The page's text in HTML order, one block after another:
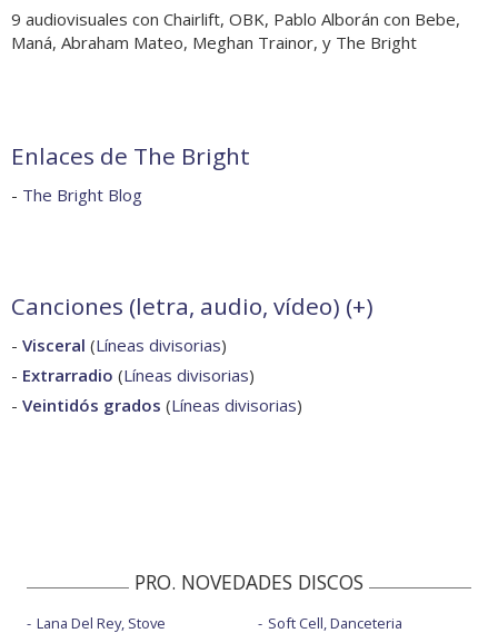
9 audiovisuales con Chairlift, OBK, Pablo Alborán con Bebe,
Maná, Abraham Mateo, Meghan Trainor, y The Bright
Enlaces de The Bright
- The Bright Blog
Canciones (letra, audio, vídeo) (+)
- Visceral (Líneas divisorias)
- Extrarradio (Líneas divisorias)
- Veintidós grados (Líneas divisorias)
PRO. NOVEDADES DISCOS
Lana Del Rey, Stove
Soft Cell, Danceteria